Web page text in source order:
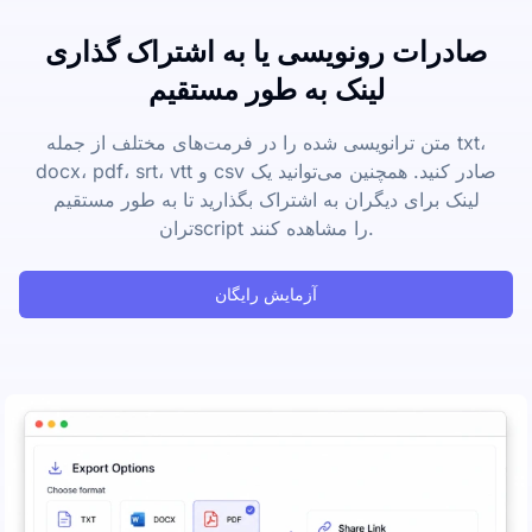
صادرات رونویسی یا به اشتراک گذاری
لینک به طور مستقیم
متن ترانویسی شده را در فرمت‌های مختلف از جمله txt،
docx، pdf، srt، vtt و csv صادر کنید. همچنین می‌توانید یک
لینک برای دیگران به اشتراک بگذارید تا به طور مستقیم
ترانscript را مشاهده کنند.
آزمایش رایگان